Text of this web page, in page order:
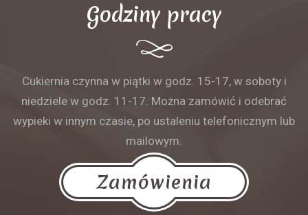
Godziny pracy
Cukiernia czynna w piątki w godz. 15-17, w soboty i
niedziele w godz. 11-17. Można zamówić i odebrać
wypieki w innym czasie, po ustaleniu telefonicznym lub
mailowym.
Zamówienia